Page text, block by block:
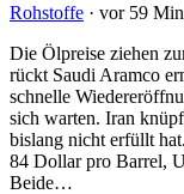
Rohstoffe · vor 59
Die Ölpreise ziehen
rückt Saudi Aramco
schnelle
sich warten. Iran
bislang nicht erfüllt
84 Dollar pro Barrel,
Beide…